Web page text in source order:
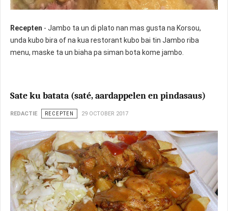
Recepten - Jambo ta un di plato nan mas gusta na Korsou,
unda kubo bira of na kua restorant kubo bai tin Jambo riba
menu, maske ta un biaha pa siman bota kome jambo.
Sate ku batata (saté, aardappelen en pindasaus)
REDACTIE RECEPTEN 29 OCTOBER 2017